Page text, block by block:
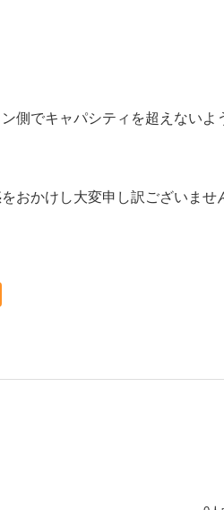
側でキャパシティを超えないよ
おかけし大変申し訳ございませ